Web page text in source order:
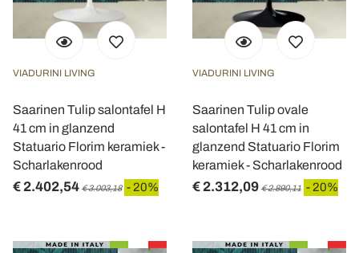
VIADURINI LIVING
Saarinen Tulip salontafel H
41 cm in glanzend
Statuario Florim keramiek -
Scharlakenrood
€ 2.402,54 € 3.003,18 - 20%
VIADURINI LIVING
Saarinen Tulip ovale
salontafel H 41 cm in
glanzend Statuario Florim
keramiek - Scharlakenrood
€ 2.312,09 € 2.890,11 - 20%